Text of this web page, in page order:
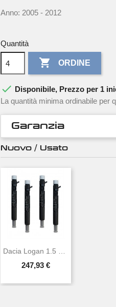
Anno: 2005 - 2012
Quantità
 ORDINE
 Disponibile, Prezzo per 1
La quantità minima ordinabile per
Garanzia
Nuovo / Usato
247,93 €